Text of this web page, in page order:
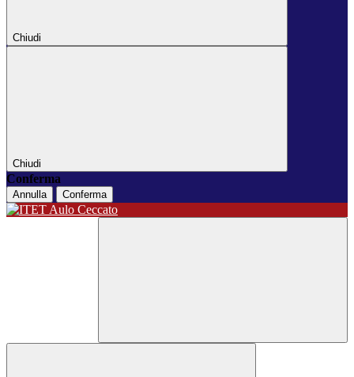
Chiudi
Chiudi
Conferma
Annulla Conferma